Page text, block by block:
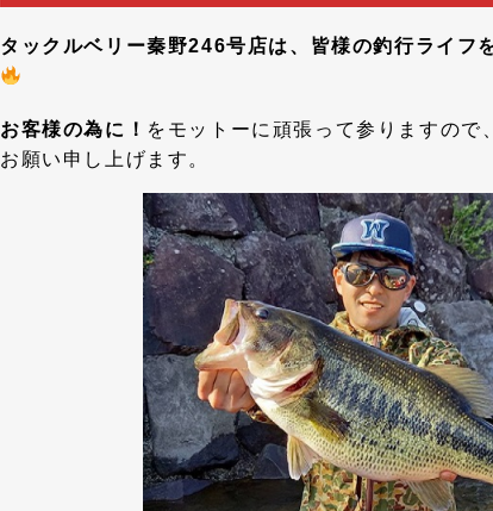
タックルベリー秦野246号店は、皆様の釣行ライフ
お客様の為に！ をモットーに頑張って参りますので
お願い申し上げます。